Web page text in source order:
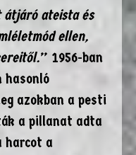
ateista és
ellen,
” 1956-ban
hasonló
azokban a pesti
a pillanat adta
harcot a